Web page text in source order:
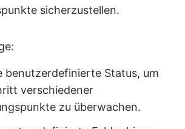
sicherzustellen.
benutzerdefinierte Status, um
verschiedener
zu überwachen.